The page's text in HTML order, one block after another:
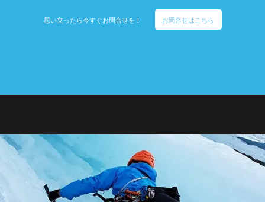
思い立ったら今すぐお問合せを！ お問合せはこちら